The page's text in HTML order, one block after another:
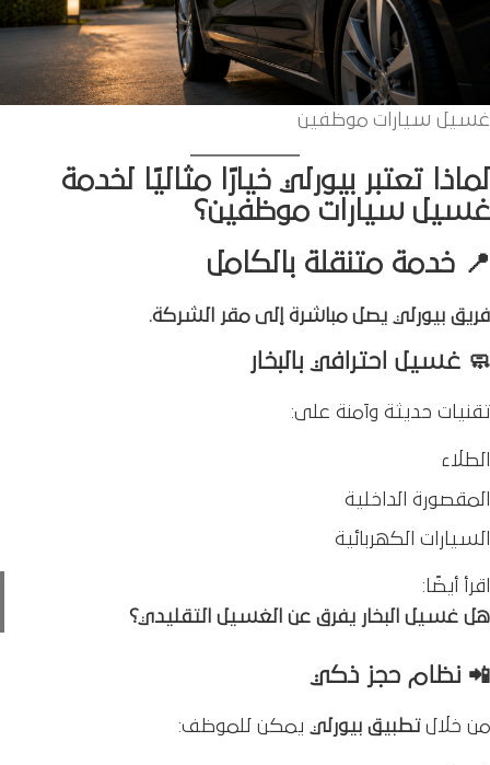
غسيل سيارات موظفين
لماذا تعتبر بيورلي خيارًا مثاليًا لخدمة
غسيل سيارات موظفين؟
📍 خدمة متنقلة بالكامل
فريق بيورلي يصل مباشرة إلى مقر الشركة.
🧼 غسيل احترافي بالبخار
تقنيات حديثة وآمنة على:
الطلاء
المقصورة الداخلية
السيارات الكهربائية
اقرأ أيضًا:
هل غسيل البخار يفرق عن الغسيل التقليدي؟
📲 نظام حجز ذكي
من خلال تطبيق بيورلي يمكن للموظف: